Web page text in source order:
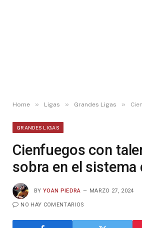
Home » Ligas » Grandes Ligas »
GRANDES LIGAS
Cienfuegos con
sobra en el sistema
BY YOAN PIEDRA MARZO 27, 2024
NO HAY COMENTARIOS